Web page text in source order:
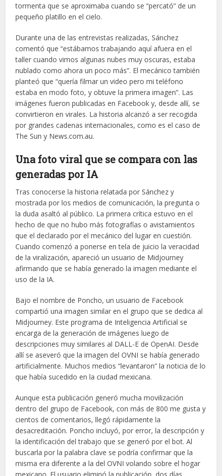
tormenta que se aproximaba cuando se “percató” de un
pequeño platillo en el cielo.
Durante una de las entrevistas realizadas, Sánchez
comentó que “estábamos trabajando aquí afuera en el
taller cuando vimos algunas nubes muy oscuras, estaba
nublado como ahora un poco más”. El mecánico también
planteó que “quería filmar un video pero mi teléfono
estaba en modo foto, y obtuve la primera imagen”. Las
imágenes fueron publicadas en Facebook y, desde allí, se
convirtieron en virales. La historia alcanzó a ser recogida
por grandes cadenas internacionales, como es el caso de
The Sun y News.com.au.
Una foto viral que se compara con las
generadas por IA
Tras conocerse la historia relatada por Sánchez y
mostrada por los medios de comunicación, la pregunta o
la duda asaltó al público. La primera crítica estuvo en el
hecho de que no hubo más fotografías o avistamientos
que el declarado por el mecánico del lugar en cuestión.
Cuando comenzó a ponerse en tela de juicio la veracidad
de la viralización, apareció un usuario de Midjourney
afirmando que se había generado la imagen mediante el
uso de la IA.
Bajo el nombre de Poncho, un usuario de Facebook
compartió una imagen similar en el grupo que se dedica al
Midjourney. Este programa de Inteligencia Artificial se
encarga de la generación de imágenes luego de
descripciones muy similares al DALL-E de OpenAI. Desde
allí se aseveró que la imagen del OVNI se había generado
artificialmente. Muchos medios “levantaron” la noticia de lo
que había sucedido en la ciudad mexicana.
Aunque esta publicación generó mucha movilización
dentro del grupo de Facebook, con más de 800 me gusta y
cientos de comentarios, llegó rápidamente la
desacreditación. Poncho incluyó, por error, la descripción y
la identificación del trabajo que se generó por el bot. Al
buscarla por la palabra clave se podría confirmar que la
misma era diferente a la del OVNI volando sobre el hogar